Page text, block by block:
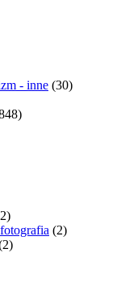
- inne (30)
(2)